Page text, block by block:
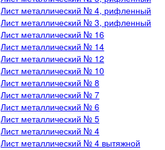
Лист металлический № 4, рифленный
Лист металлический № 3, рифленный
Лист металлический № 16
Лист металлический № 14
Лист металлический № 12
Лист металлический № 10
Лист металлический № 8
Лист металлический № 7
Лист металлический № 6
Лист металлический № 5
Лист металлический № 4
Лист металлический № 4 вытяжной